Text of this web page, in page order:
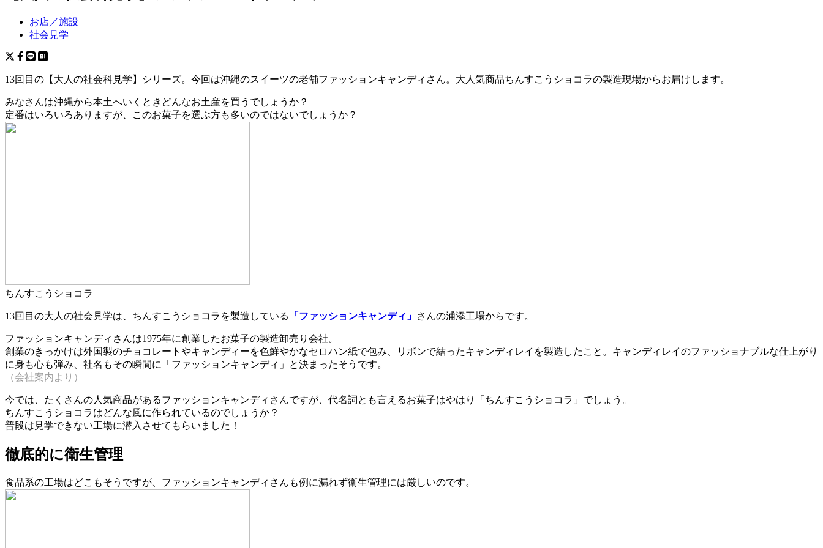
お店／施設
社会見学
13回目の【大人の社会科見学】シリーズ。今回は沖縄のスイーツの老舗ファッションキャンディさん。大人気商品ちんすこうショコラの製造現場からお届けします。
みなさんは沖縄から本土へいくときどんなお土産を買うでしょうか？
定番はいろいろありますが、このお菓子を選ぶ方も多いのではないでしょうか？
ちんすこうショコラ
13回目の大人の社会見学は、ちんすこうショコラを製造している 「ファッションキャンディ」 さんの浦添工場からです。
ファッションキャンディさんは1975年に創業したお菓子の製造卸売り会社。
創業のきっかけは外国製のチョコレートやキャンディーを色鮮やかなセロハン紙で包み、リボンで結ったキャンディレイを製造したこと。キャンディレイのファッショナブルな仕上がり
に身も心も弾み、社名もその瞬間に「ファッションキャンディ」と決まったそうです。
（会社案内より）
今では、たくさんの人気商品があるファッションキャンディさんですが、代名詞とも言えるお菓子はやはり「ちんすこうショコラ」でしょう。
ちんすこうショコラはどんな風に作られているのでしょうか？
普段は見学できない工場に潜入させてもらいました！
徹底的に衛生管理
食品系の工場はどこもそうですが、ファッションキャンディさんも例に漏れず衛生管理には厳しいのです。